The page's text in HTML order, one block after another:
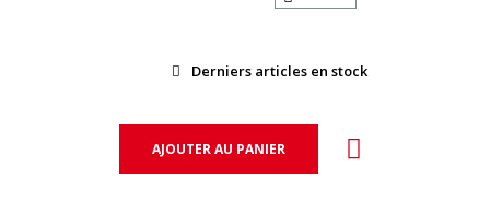
Derniers articles en stock
AJOUTER AU PANIER